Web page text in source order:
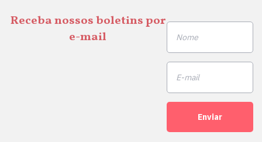
Receba nossos boletins por
e-mail
Enviar